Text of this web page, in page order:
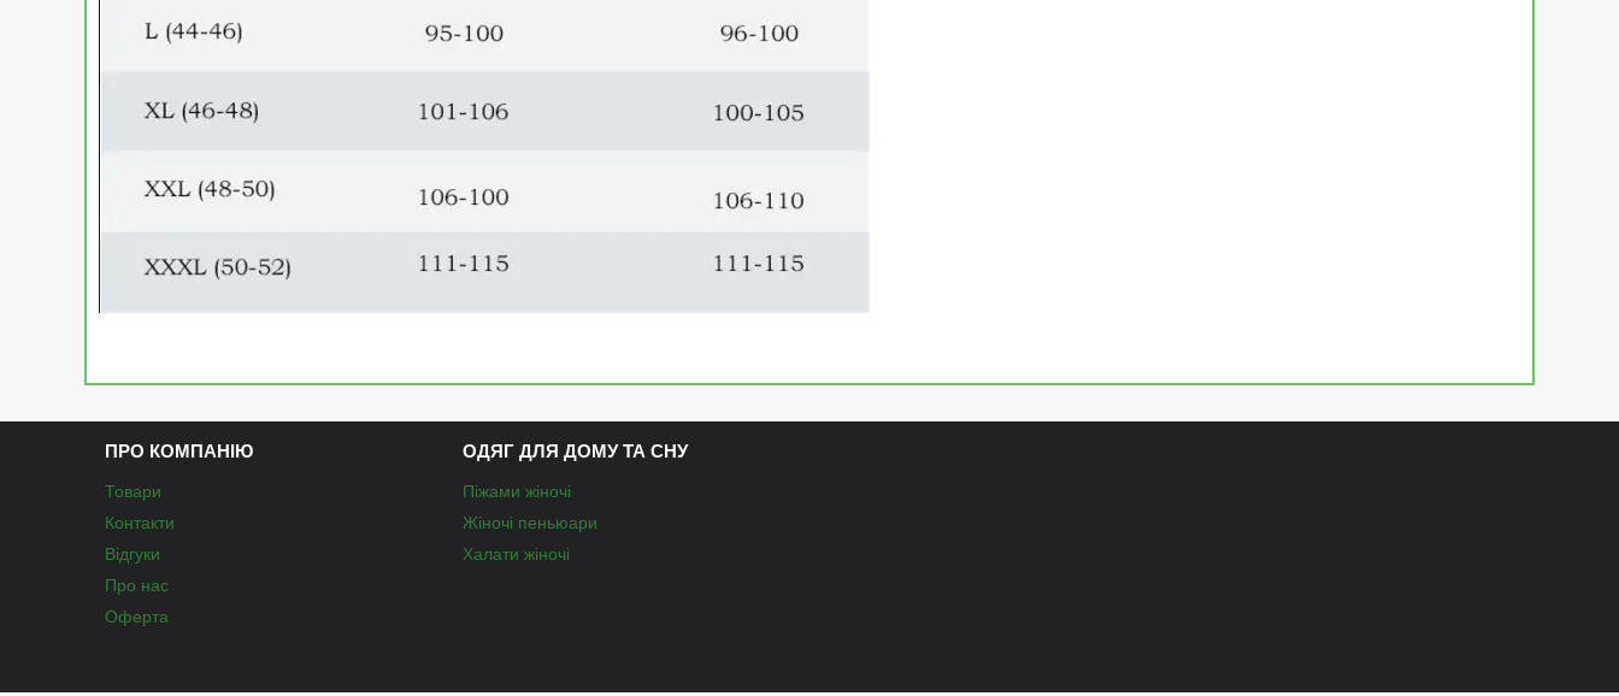
ПРО КОМПАНІЮ
Товари
Контакти
Відгуки
Про нас
Оферта
ОДЯГ ДЛЯ ДОМУ ТА СНУ
Піжами жіночі
Жіночі пеньюари
Халати жіночі